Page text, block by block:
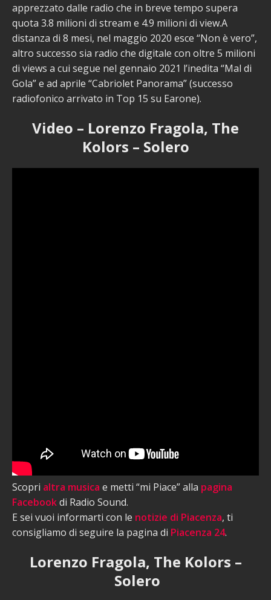
apprezzato dalle radio che in breve tempo supera
quota 3.8 milioni di stream e 4.9 milioni di view.A
distanza di 8 mesi, nel maggio 2020 esce “Non è vero”,
altro successo sia radio che digitale con oltre 5 milioni
di views a cui segue nel gennaio 2021 l’inedita “Mal di
Gola” e ad aprile “Cabriolet Panorama” (successo
radiofonico arrivato in Top 15 su Earone).
Video – Lorenzo Fragola, The
Kolors – Solero
Scopri altra musica e metti “mi Piace” alla pagina
Facebookdi Radio Sound.
E sei vuoi informarti con le notizie di Piacenza, ti
consigliamo di seguire la pagina di Piacenza 24.
Lorenzo Fragola, The Kolors –
Solero